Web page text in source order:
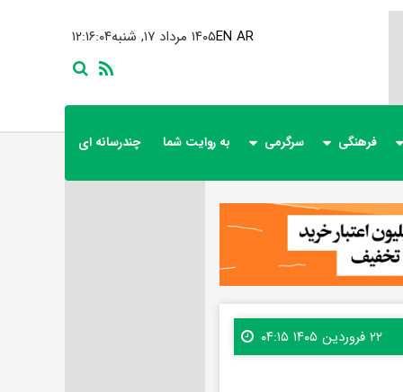
۱۲:۱۶:۰۶ ۱۴۰۵ مرداد ۱۷, شنبهEN AR
فرهنگی سرگرمی به روایت شما چندرسانه ای
۲۲ فروردین ۱۴۰۵ ۰۴:۱۵